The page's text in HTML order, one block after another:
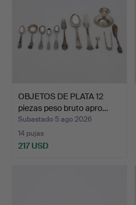
OBJETOS DE PLATA 12
piezas peso bruto apro…
Subastado 5 ago 2026
14 pujas
217 USD